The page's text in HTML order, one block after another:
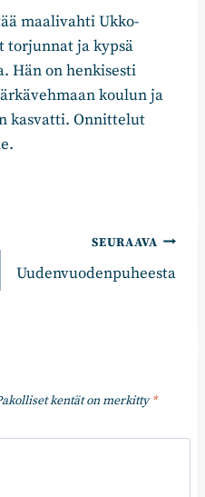
maalivahti Ukko-
torjunnat ja kypsä
Hän on henkisesti
koulun ja
kasvatti. Onnittelut
SEURAAVA
Uudenvuodenpuheesta
kentät on merkitty*